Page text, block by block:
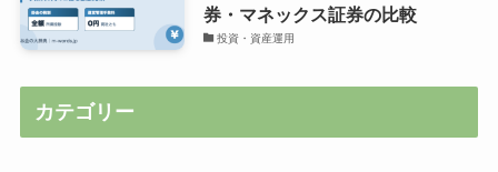
券・マネックス証券の比較
投資・資産運用
カテゴリー